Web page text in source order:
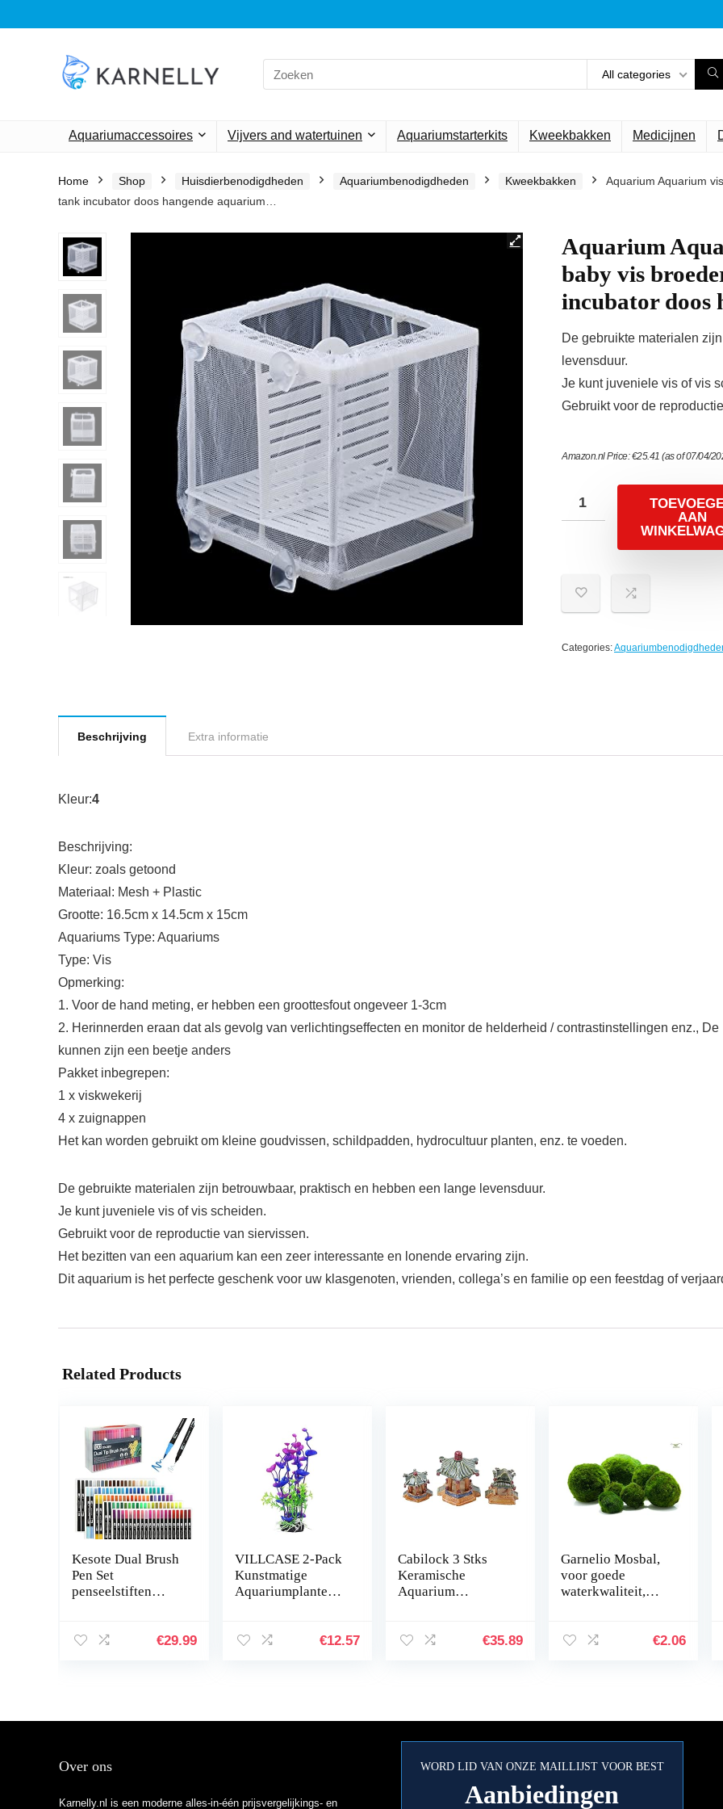
Search
for:
All categories
Aquariumaccessoires Vijvers and watertuinen Aquariumstarterkits Kweekbakken Medicijnen
Home Shop Huisdierbenodigdheden Aquariumbenodigdheden Kweekbakken
Aquarium Aquarium
tank incubator doos hangende aquarium…
Aquarium
baby vis
incubator doos
De gebruikte materialen
levensduur.
Je kunt juveniele vis of vis
Gebruikt voor de
Amazon.nl Price:€25.41 (as of 07/04/
AAN
Categories:
Beschrijving Extra informatie
Kleur:4
Beschrijving:
Kleur: zoals getoond
Materiaal: Mesh + Plastic
Grootte: 16.5cm x 14.5cm x 15cm
Aquariums Type: Aquariums
Type: Vis
Opmerking:
1. Voor de hand meting, er hebben een groottesfout ongeveer 1-3cm
2. Herinnerden eraan dat als gevolg van verlichtingseffecten en monitor de helderheid / contrastinstellingen enz.,
kunnen zijn een beetje anders
Pakket inbegrepen:
1 x viskwekerij
4 x zuignappen
Het kan worden gebruikt om kleine goudvissen, schildpadden, hydrocultuur planten, enz. te voeden.
De gebruikte materialen zijn betrouwbaar, praktisch en hebben een lange levensduur.
Je kunt juveniele vis of vis scheiden.
Gebruikt voor de reproductie van siervissen.
Het bezitten van een aquarium kan een zeer interessante en lonende ervaring zijn.
Dit aquarium is het perfecte geschenk voor uw klasgenoten, vrienden, collega’s en familie op een feestdag of
Related Products
Kesote Dual Brush
Pen Set
penseelstiften
kinderen dubbele
€29.99
VILLCASE 2-Pack
Kunstmatige
Aquariumplanten
Inrichting Plastic
€12.57
Cabilock 3 Stks
Keramische
Aquarium
Landschap
Voor…
€35.89
Garnelio Mosbal,
voor goede
waterkwaliteit,
grootte: 3 tot 5 cm
€2.06
Over ons
Karnelly.nl is een moderne alles-in-één prijsvergelijkings- en
WORD LID VAN ONZE MAILLIJST VOOR BEST
Aanbiedingen